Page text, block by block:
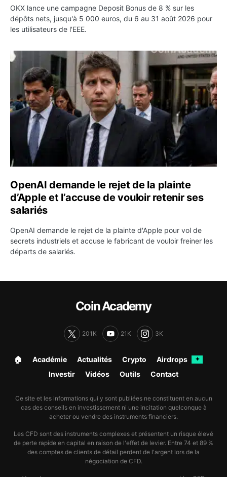
OKX lance une campagne Deposit Bonus de 8 % sur les
dépôts nets, jusqu'à 5 000 euros, du 6 au 31 août 2026 pour
les utilisateurs de l'EEE.
OpenAI demande le rejet de la plainte d’Apple et
OpenAI demande le rejet de la plainte
d’Apple et l’accuse de vouloir retenir ses
salariés
OpenAI demande le rejet de la plainte d'Apple pour vol de
secrets industriels et accuse le fabricant de vouloir freiner les
départs de salariés.
Coin Academy
201K 21K 3K
🏠︎ Académie Actualités Crypto Airdrops ✦
Investir Vidéos Outils Contact
Ce site et les informations qui y sont publiées ne constituent en aucun
cas des conseils en investissement ni une incitation quelconque à
acheter ou vendre des instruments financiers.
Les CFD sont des instruments complexes et présentent un risque élevé
de perte rapide en capital en raison de l'effet de levier. Entre 74 et 89 %
des comptes de clients de détail perdent de l'argent lors de la
négociation de CFD.